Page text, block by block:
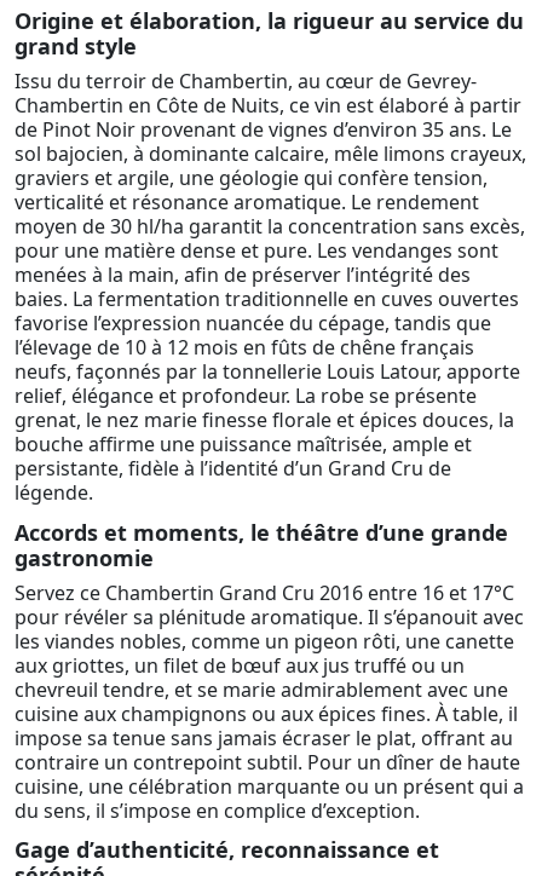
Origine et élaboration, la rigueur au service du
grand style
Issu du terroir de Chambertin, au cœur de Gevrey-
Chambertin en Côte de Nuits, ce vin est élaboré à partir
de Pinot Noir provenant de vignes d’environ 35 ans. Le
sol bajocien, à dominante calcaire, mêle limons crayeux,
graviers et argile, une géologie qui confère tension,
verticalité et résonance aromatique. Le rendement
moyen de 30 hl/ha garantit la concentration sans excès,
pour une matière dense et pure. Les vendanges sont
menées à la main, afin de préserver l’intégrité des
baies. La fermentation traditionnelle en cuves ouvertes
favorise l’expression nuancée du cépage, tandis que
l’élevage de 10 à 12 mois en fûts de chêne français
neufs, façonnés par la tonnellerie Louis Latour, apporte
relief, élégance et profondeur. La robe se présente
grenat, le nez marie finesse florale et épices douces, la
bouche affirme une puissance maîtrisée, ample et
persistante, fidèle à l’identité d’un Grand Cru de
légende.
Accords et moments, le théâtre d’une grande
gastronomie
Servez ce Chambertin Grand Cru 2016 entre 16 et 17°C
pour révéler sa plénitude aromatique. Il s’épanouit avec
les viandes nobles, comme un pigeon rôti, une canette
aux griottes, un filet de bœuf aux jus truffé ou un
chevreuil tendre, et se marie admirablement avec une
cuisine aux champignons ou aux épices fines. À table, il
impose sa tenue sans jamais écraser le plat, offrant au
contraire un contrepoint subtil. Pour un dîner de haute
cuisine, une célébration marquante ou un présent qui a
du sens, il s’impose en complice d’exception.
Gage d’authenticité, reconnaissance et